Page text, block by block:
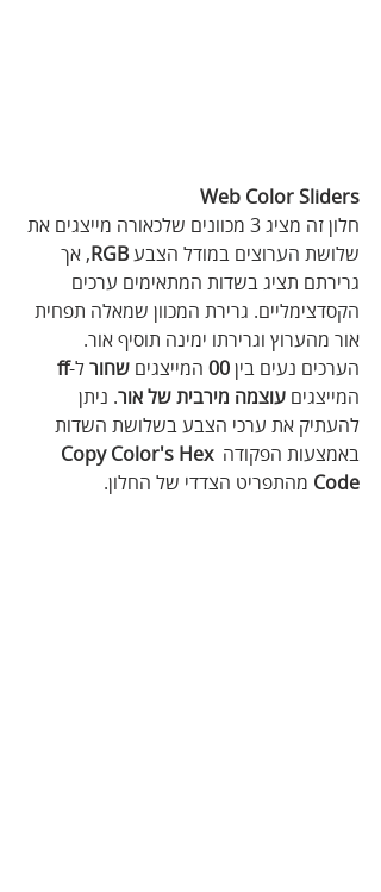
Web Color Sliders
חלון זה מציג 3 מכוונים שלכאורה מייצגים את
שלושת הערוצים במודל הצבע RGB, אך
גרירתם תציג בשדות המתאימים ערכים
הקסדצימליים. גרירת המכוון שמאלה תפחית
אור מהערוץ וגרירתו ימינה תוסיף אור.
הערכים נעים בין 00 המייצגים שחור ל-ff
המייצגים עוצמה מירבית של אור. ניתן
להעתיק את ערכי הצבע בשלושת השדות
באמצעות הפקודה Copy Color's Hex
Code מהתפריט הצדדי של החלון.